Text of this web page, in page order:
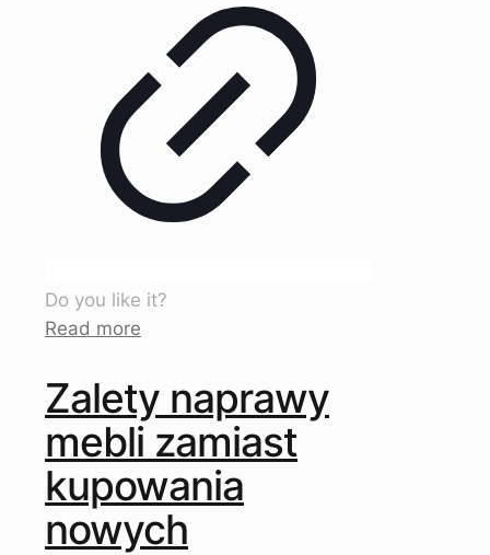
Do you like it?
Read more
Zalety naprawy
mebli zamiast
kupowania
nowych